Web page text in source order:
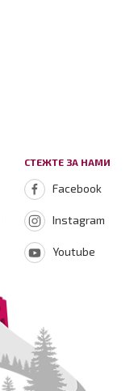
СТЕЖТЕ ЗА НАМИ
Facebook
Instagram
Youtube